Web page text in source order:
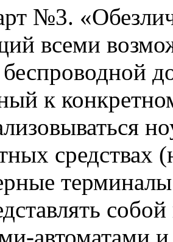
№3.
всеми
к
средствах (